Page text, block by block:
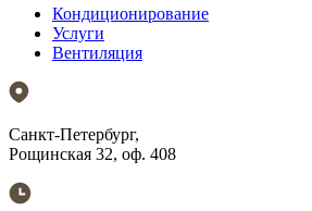
Кондиционирование
Услуги
Вентиляция
Санкт-Петербург,
Рощинская 32, оф. 408